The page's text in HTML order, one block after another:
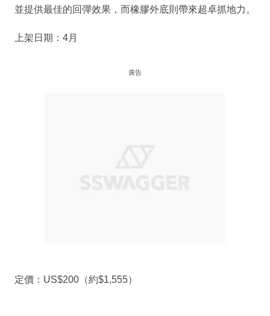
並提供最佳的回彈效果，而橡膠外底則帶來超卓抓地力。
上架日期：4月
廣告
定價：US$200（約$1,555）